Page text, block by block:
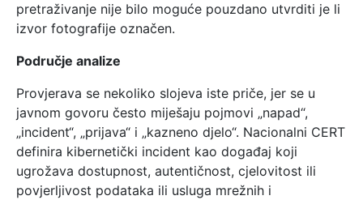
pretraživanje nije bilo moguće pouzdano utvrditi je li
izvor fotografije označen.
Područje analize
Provjerava se nekoliko slojeva iste priče, jer se u
javnom govoru često miješaju pojmovi „napad“,
„incident“, „prijava“ i „kazneno djelo“. Nacionalni CERT
definira kibernetički incident kao događaj koji
ugrožava dostupnost, autentičnost, cjelovitost ili
povjerljivost podataka ili usluga mrežnih i